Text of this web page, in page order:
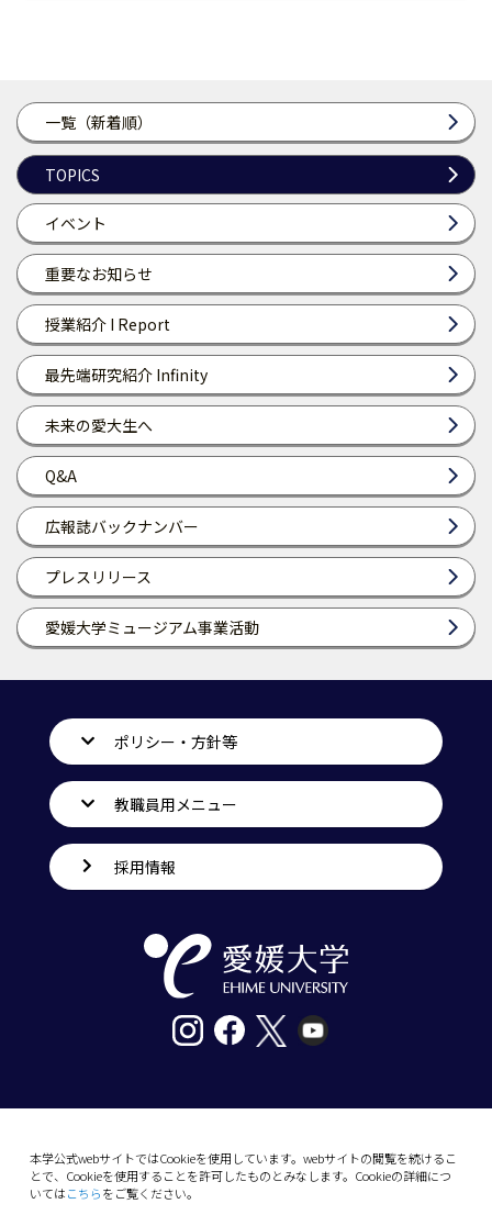
一覧（新着順）
TOPICS
イベント
重要なお知らせ
授業紹介 I Report
最先端研究紹介 Infinity
未来の愛大生へ
Q&A
広報誌バックナンバー
プレスリリース
愛媛大学ミュージアム事業活動
本学公式webサイトではCookieを使用しています。webサイトの閲覧を続けるこ
とで、Cookieを使用することを許可したものとみなします。Cookieの詳細につ
いてはこちらをご覧ください。
ポリシー・方針等
教職員用メニュー
採用情報
10-13 Dogo-Himata, Matsuyama, Ehime 790-